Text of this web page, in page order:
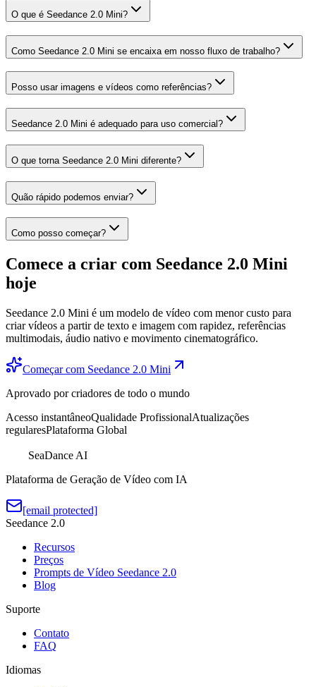
O que é Seedance 2.0 Mini?
Como Seedance 2.0 Mini se encaixa em nosso fluxo de trabalho?
Posso usar imagens e vídeos como referências?
Seedance 2.0 Mini é adequado para uso comercial?
O que torna Seedance 2.0 Mini diferente?
Quão rápido podemos enviar?
Como posso começar?
Comece a criar com Seedance 2.0 Mini
hoje
Seedance 2.0 Mini é um modelo de vídeo com menor custo para
criar vídeos a partir de texto e imagem com rapidez, referências
multimodais, áudio nativo e movimento cinematográfico.
Começar com Seedance 2.0 Mini
Aprovado por criadores de todo o mundo
Acesso instantâneoQualidade ProfissionalAtualizações
regularesPlataforma Global
SeaDance AI
Plataforma de Geração de Vídeo com IA
[email protected]
Seedance 2.0
Recursos
Preços
Prompts de Vídeo Seedance 2.0
Blog
Suporte
Contato
FAQ
Idiomas